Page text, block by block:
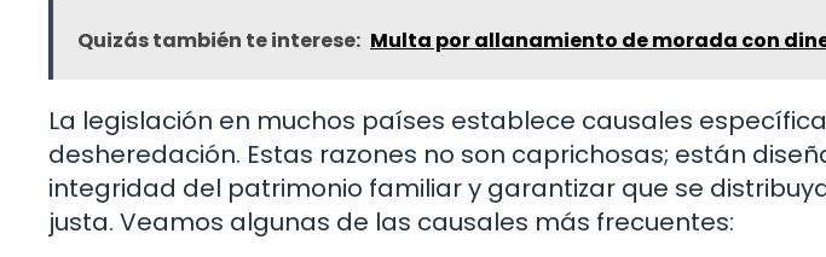
Quizás también te interese: Multa por allanamiento de morada con
La legislación en muchos países establece causales
desheredación. Estas razones no son caprichosas; están
integridad del patrimonio familiar y garantizar que se
justa. Veamos algunas de las causales más frecuentes: